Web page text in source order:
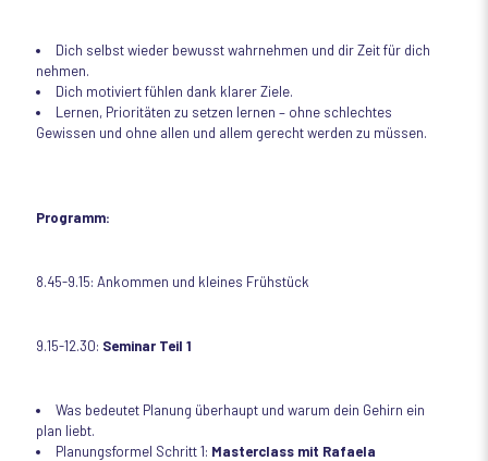
Dich selbst wieder bewusst wahrnehmen und dir Zeit für dich
nehmen.
Dich motiviert fühlen dank klarer Ziele.
Lernen, Prioritäten zu setzen lernen – ohne schlechtes
Gewissen und ohne allen und allem gerecht werden zu müssen.
Programm:
8.45-9.15: Ankommen und kleines Frühstück
9.15-12.30: Seminar Teil 1
Was bedeutet Planung überhaupt und warum dein Gehirn ein
plan liebt.
Planungsformel Schritt 1: Masterclass mit Rafaela